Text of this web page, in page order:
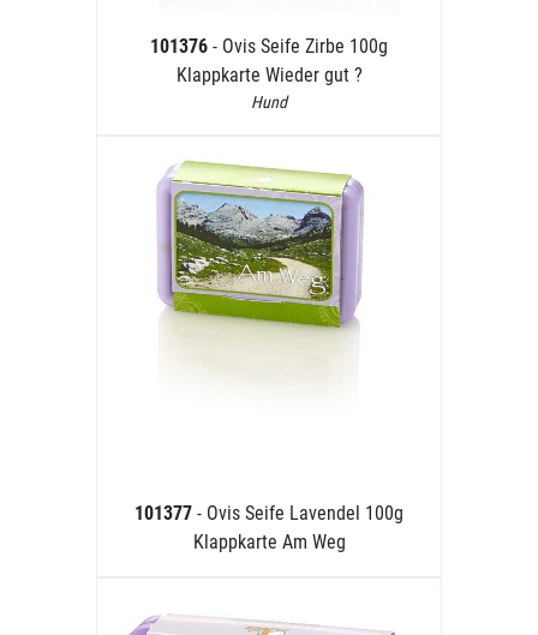
101376 - Ovis Seife Zirbe 100g
Klappkarte Wieder gut ?
Hund
101377 - Ovis Seife Lavendel 100g
Klappkarte Am Weg